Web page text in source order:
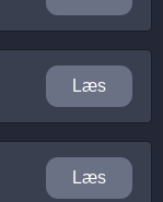
Læs
Læs